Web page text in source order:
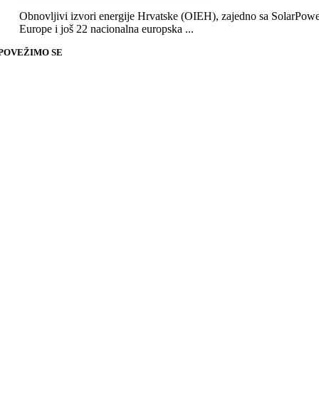
Obnovljivi izvori energije Hrvatske (OIEH), zajedno sa
Europe i još 22 nacionalna europska ...
SE